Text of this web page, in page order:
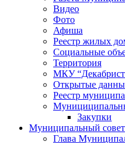
Видео
Фото
Афиша
Реестр жилых
Социальные
Территория
МКУ
Открытые
Реестр
Закупки
Муниципальный совет
Глава